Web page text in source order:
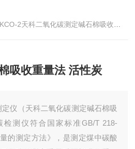
2天科二氧化碳测定碱石棉吸收重量法 活性炭
吸收重量法 活性炭
仪（天科二氧化碳测定碱石棉吸
测仪符合国家标准GB/T 218-
的测定方法》，是测定煤中碳酸